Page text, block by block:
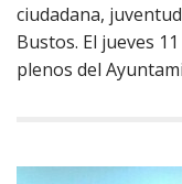
ciudadana,
Bustos. El jueves
plenos del